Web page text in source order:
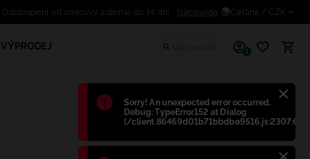
Błąd:
Sorry! An unexpected error occurred.
Debug: TypeError152 at Dialog
(/
Odstoupení od smlouvy zdarma do 14 dní Nápověda Čeština / CZK
VÝPRODEJ 1